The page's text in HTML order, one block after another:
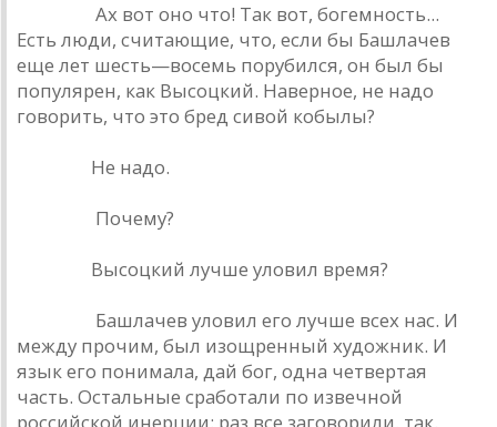
Ах вот оно что! Так вот, богемность...
Есть люди, считающие, что, если бы Башлачев
еще лет шесть—восемь порубился, он был бы
популярен, как Высоцкий. Наверное, не надо
говорить, что это бред сивой кобылы?
Не надо.
Почему?
Высоцкий лучше уловил время?
Башлачев уловил его лучше всех нас. И
между прочим, был изощренный художник. И
язык его понимала, дай бог, одна четвертая
часть. Остальные сработали по извечной